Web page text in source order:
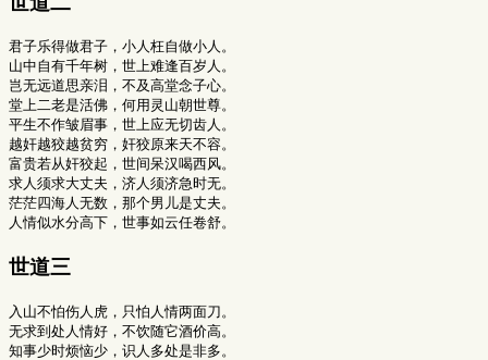
君子乐得做君子，小人枉自做小人。
山中自有千年树，世上难逢百岁人。
岂无远道思亲泪，不及高堂念子心。
堂上二老是活佛，何用灵山朝世尊。
平生不作皱眉事，世上应无切齿人。
越奸越狡越贫穷，奸狡原来天不容。
富贵若从奸狡起，世间呆汉喝西风。
求人须求大丈夫，济人须济急时无。
茫茫四海人无数，那个男儿是丈夫。
世道三
入山不怕伤人虎，只怕人情两面刀。
无求到处人情好，不饮随它酒价高。
知事少时烦恼少，识人多处是非多。